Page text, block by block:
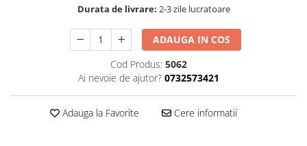
Durata de livrare: 2-3 zile lucratoare
ADAUGA IN COS
Cod Produs: 5062
Ai nevoie de ajutor? 0732573421
Adauga la Favorite Cere informatii